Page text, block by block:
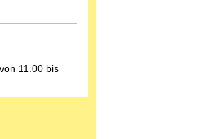
11.00 bis